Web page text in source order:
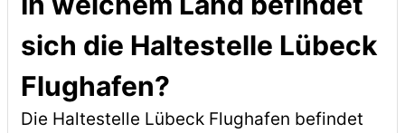
sich die Haltestelle Lübeck
Flughafen?
Die Haltestelle Lübeck Flughafen befindet